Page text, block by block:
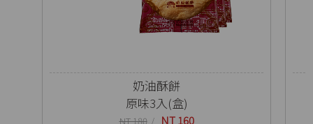
奶油酥餅
原味3入(盒)
NT 180 NT 160